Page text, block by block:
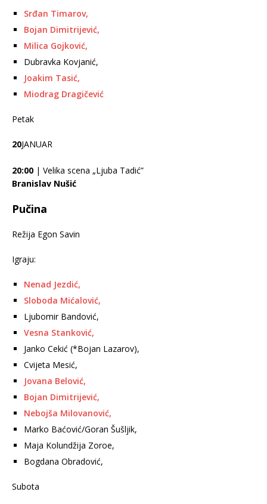
Srđan Timarov,
Bojan Dimitrijević,
Milica Gojković,
Dubravka Kovjanić,
Joakim Tasić,
Miodrag Dragičević
Petak
20JANUAR
20:00 | Velika scena „Ljuba Tadić”
Branislav Nušić
Pučina
Režija Egon Savin
Igraju:
Nenad Jezdić,
Sloboda Mićalović,
Ljubomir Bandović,
Vesna Stanković,
Janko Cekić (*Bojan Lazarov),
Cvijeta Mesić,
Jovana Belović,
Bojan Dimitrijević,
Nebojša Milovanović,
Marko Baćović/Goran Šušljik,
Maja Kolundžija Zoroe,
Bogdana Obradović,
Subota